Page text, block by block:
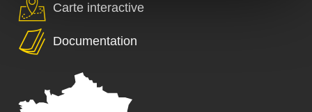
Carte interactive
Documentation